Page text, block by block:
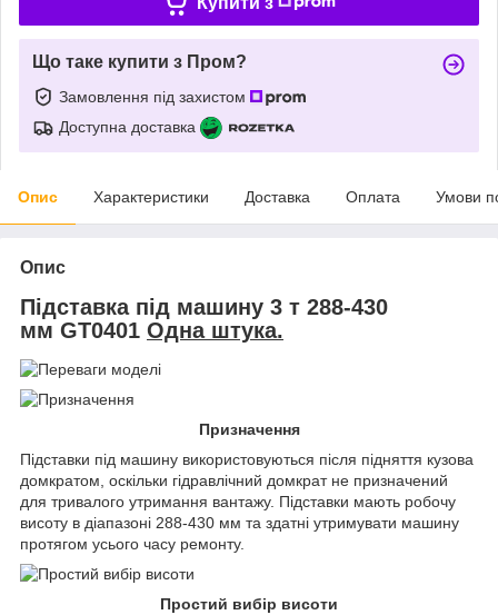
Що таке купити з Пром?
Замовлення під захистом
Доступна доставка
Опис Характеристики Доставка Оплата Умови
Опис
Підставка під машину 3 т 288-430
мм GT0401 Одна штука.
Призначення
Підставки під машину використовуються після підняття кузова
домкратом, оскільки гідравлічний домкрат не призначений
для тривалого утримання вантажу. Підставки мають робочу
висоту в діапазоні 288-430 мм та здатні утримувати машину
протягом усього часу ремонту.
Простий вибір висоти